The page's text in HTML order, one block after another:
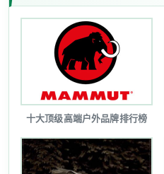
十大顶级高端户外品牌排行榜